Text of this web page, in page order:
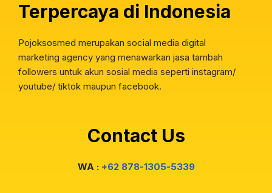
Terpercaya di Indonesia
Pojoksosmed merupakan social media digital
marketing agency yang menawarkan jasa tambah
followers untuk akun sosial media seperti instagram/
youtube/ tiktok maupun facebook.
Contact Us
WA : +62 878-1305-5339